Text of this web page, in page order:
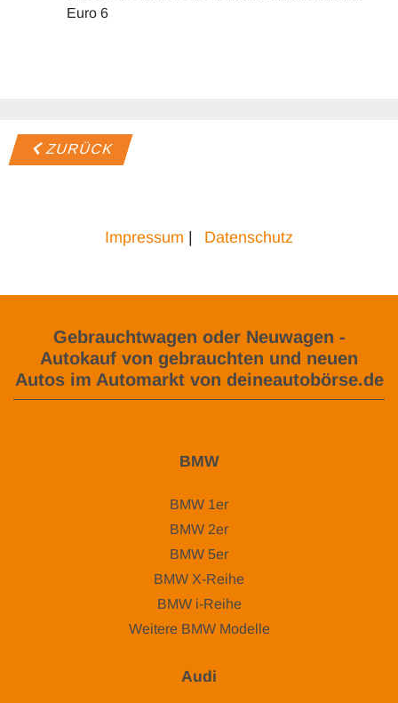
Euro 6
ZURÜCK
Impressum | Datenschutz
Gebrauchtwagen oder Neuwagen -
Autokauf von gebrauchten und neuen
Autos im Automarkt von deineautobörse.de
BMW
BMW 1er
BMW 2er
BMW 5er
BMW X-Reihe
BMW i-Reihe
Weitere BMW Modelle
Audi